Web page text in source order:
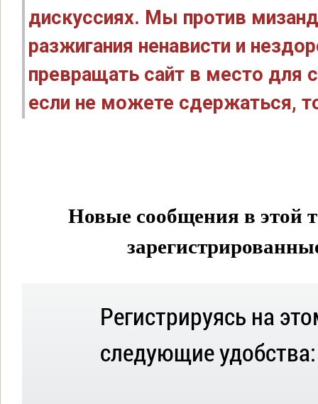
дискуссиях. Мы против
разжигания ненависти и
превращать сайт в место для
если не можете сдержаться,
Новые сообщения в этой
Регистрируясь на
следующие удобства: